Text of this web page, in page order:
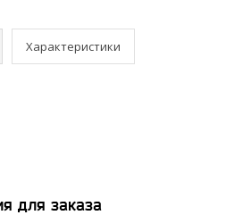
Характеристики
для заказа